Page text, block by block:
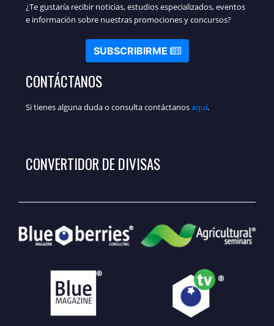
¿Te gustaría recibir noticias, estudios especializados, eventos
e información sobre nuestras promociones y concursos?
SUBSCRIBIRME
CONTÁCTANOS
Si tienes alguna duda o consulta contáctanosaquí.
CONVERTIDOR DE DIVISAS